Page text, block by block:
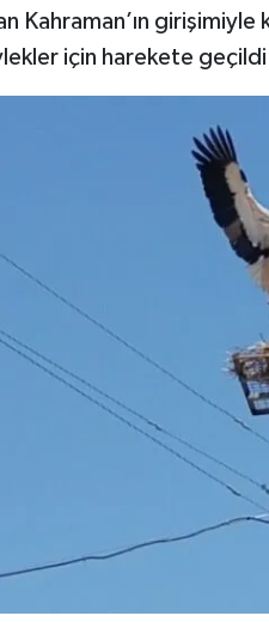
Kahraman’ın girişimiyle
için harekete